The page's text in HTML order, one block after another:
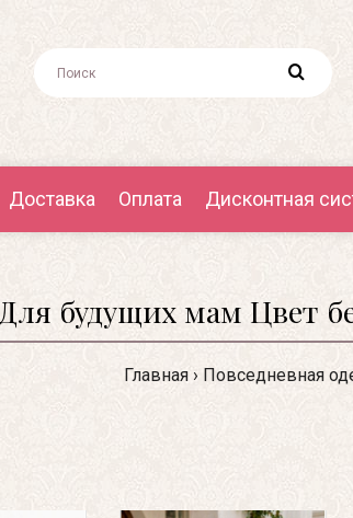
Доставка Оплата Дисконтная
Для будущих мам Цвет
Главная Повседневная